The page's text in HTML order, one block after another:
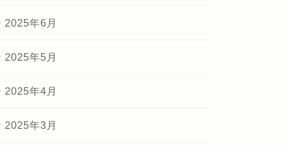
2025年6月
2025年5月
2025年4月
2025年3月